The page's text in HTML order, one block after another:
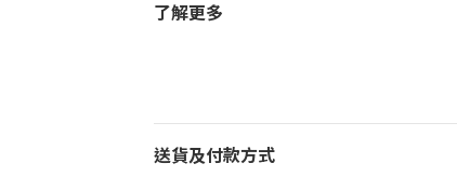
了解更多
送貨及付款方式